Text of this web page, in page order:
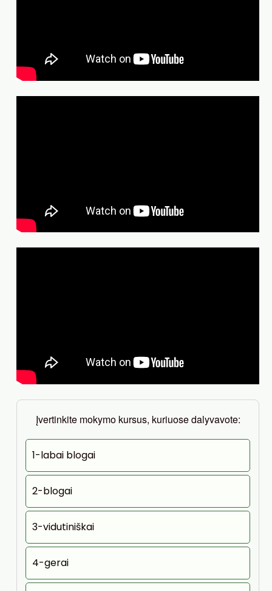
Įvertinkite mokymo kursus, kuriuose dalyvavote:
1-labai blogai
2-blogai
3-vidutiniškai
4-gerai